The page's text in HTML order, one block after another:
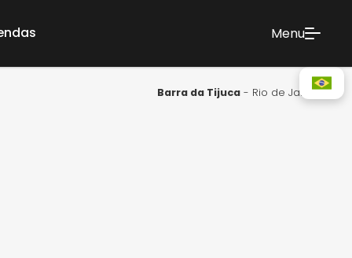
Menu
Barra da Tijuca - Rio de Janeiro